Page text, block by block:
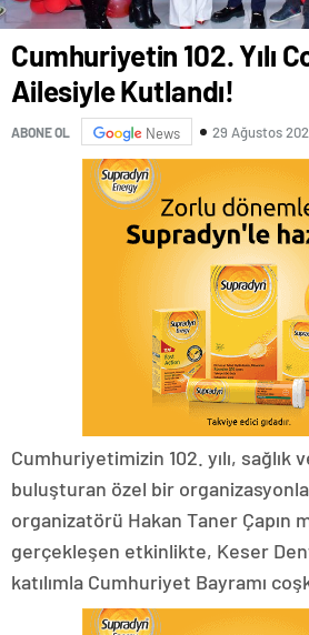
Cumhuriyetin 102. Yılı
Ailesiyle Kutlandı!
ABONE OL News 29 Ağustos
Cumhuriyetimizin 102. yılı, sağlık
buluşturan özel bir
organizatörü Hakan Taner Çapın
gerçekleşen etkinlikte, Keser
katılımla Cumhuriyet Bayramı